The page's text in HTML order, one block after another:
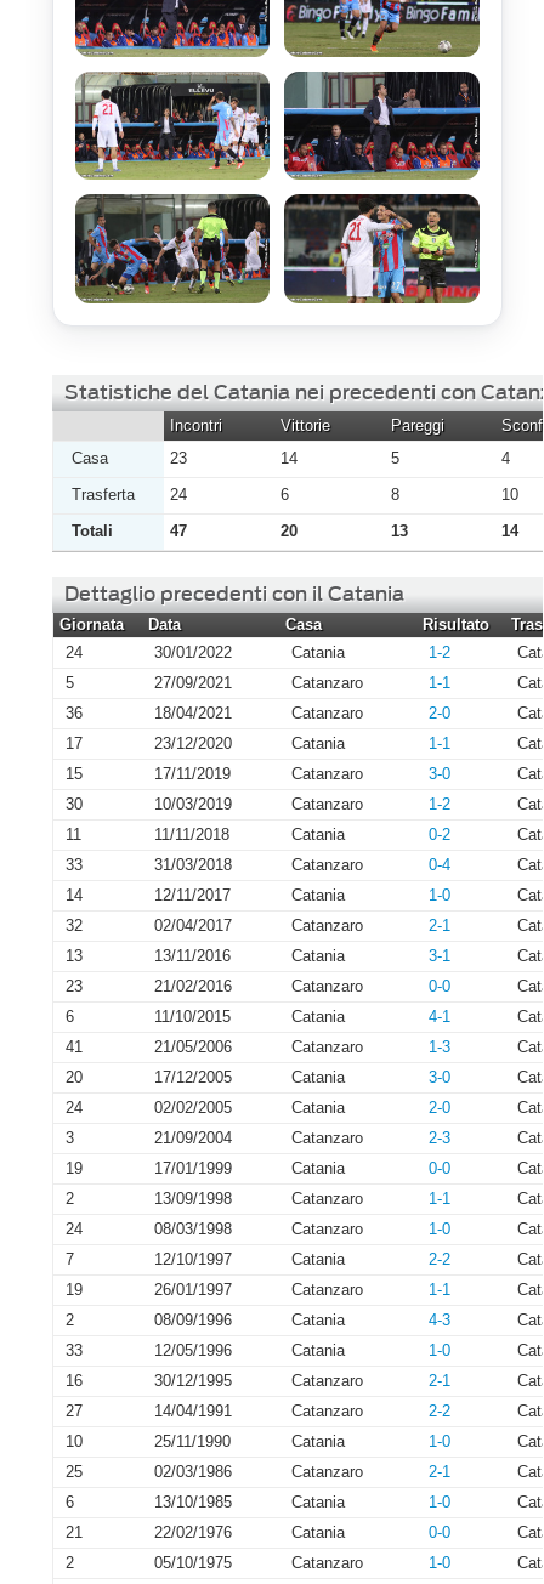
Statistiche del Catania nei precedenti con
Incontri Vittorie Pareggi
Casa
23 14 5
4
Trasferta
24 6 8
10
Totali
47 20 13 14
Dettaglio precedenti con il Catania
Giornata Data Casa Risultato
24
30/01/2022 Catania 1-2
5
27/09/2021 Catanzaro 1-1
36
18/04/2021 Catanzaro 2-0
17
23/12/2020 Catania 1-1
15
17/11/2019 Catanzaro 3-0
30
10/03/2019 Catanzaro 1-2
11
11/11/2018 Catania 0-2
33
31/03/2018 Catanzaro 0-4
14
12/11/2017 Catania 1-0
32
02/04/2017 Catanzaro 2-1
13
13/11/2016 Catania 3-1
23
21/02/2016 Catanzaro 0-0
6
11/10/2015 Catania 4-1
41
21/05/2006 Catanzaro 1-3
20
17/12/2005 Catania 3-0
24
02/02/2005 Catania 2-0
3
21/09/2004 Catanzaro 2-3
19
17/01/1999 Catania 0-0
2
13/09/1998 Catanzaro 1-1
24
08/03/1998 Catanzaro 1-0
7
12/10/1997 Catania 2-2
19
26/01/1997 Catanzaro 1-1
2
08/09/1996 Catania 4-3
33
12/05/1996 Catania 1-0
16
30/12/1995 Catanzaro 2-1
27
14/04/1991 Catanzaro 2-2
10
25/11/1990 Catania 1-0
25
02/03/1986 Catanzaro 2-1
6
13/10/1985 Catania 1-0
21
22/02/1976 Catania 0-0
2
05/10/1975 Catanzaro 1-0